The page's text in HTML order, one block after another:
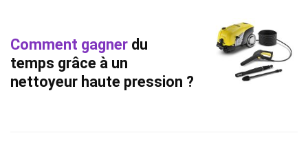
Comment gagner du
temps grâce à un
nettoyeur haute pression ?